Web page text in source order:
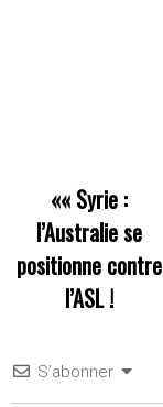
«« Syrie :
l’Australie se
positionne contre
l’ASL !
S’abonner